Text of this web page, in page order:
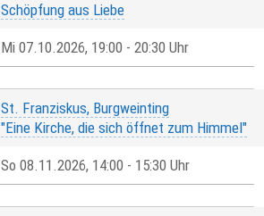
Schöpfung aus Liebe
Mi 07.10.2026, 19:00 - 20:30 Uhr
St. Franziskus, Burgweinting
"Eine Kirche, die sich öffnet zum Himmel"
So 08.11.2026, 14:00 - 15:30 Uhr